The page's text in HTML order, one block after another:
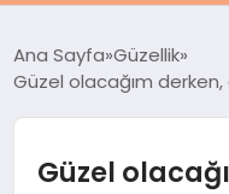
SAĞLIK
Ana Sayfa Güzellik
Güzel olacağım
Güzel